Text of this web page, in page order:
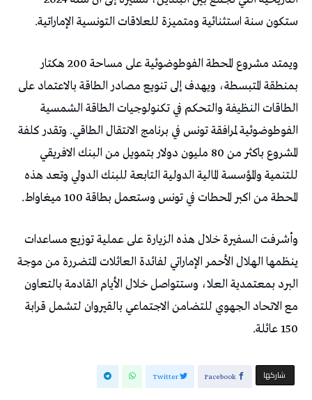
ستكون سنة استثنائية ومتميزة للعلاقات التونسية الإماراتية.
ويمتد مشروع المحطة الفوطوضوئية على مساحة 200 هكتار
بمنطقة المتبسطة، ويهدف إلى تنويع مصادر الطاقة بالاعتماد على
الطاقات النظيفة والتحكم في تكنولوجيات الطاقة الشمسية
الفوطوضوئية لمرافقة تونس في برنامج الانتقال الطاقي. وتقدر كلفة
المشروع باكثر من 80 مليون دولار بتمويل من البنك الافريقي
للتنمية والمؤسسة المالية الدولية التابعة للبنك الدولي وتعد هذه
المحطة من اكبر المحطات في تونس وستعمل بطاقة 100 ميغاواط.
وأشرفت السفيرة خلال هذه الزيارة على عملية توزيع مساعدات
ينظمها الهلال الأحمر الإماراتي لفائدة العائلات المتضررة من موجة
البرد بمعتمدية العلا، وستتواصل خلال الأيام القادمة بالتعاون
مع الاتحاد الجهوي للتضامن الاجتماعي بالقيروان لتشمل قرابة
150 عائلة.
‫‫ شاركها‬ Facebook
Twitter